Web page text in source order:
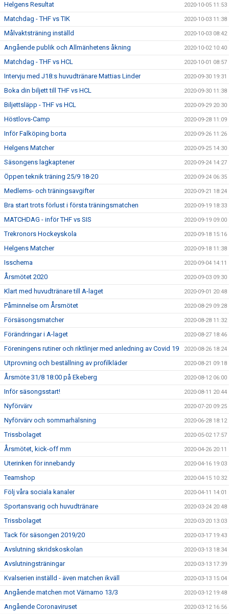
Helgens Resultat 2020-10-05 11:53
Matchdag - THF vs TIK 2020-10-03 11:38
Målvaktsträning inställd 2020-10-03 08:42
Angående publik och Allmänhetens åkning 2020-10-02 10:40
Matchdag - THF vs HCL 2020-10-01 08:57
Intervju med J18:s huvudtränare Mattias Linder 2020-09-30 19:31
Boka din biljett till THF vs HCL 2020-09-30 11:38
Biljettsläpp - THF vs HCL 2020-09-29 20:30
Höstlovs-Camp 2020-09-28 11:09
Inför Falköping borta 2020-09-26 11:26
Helgens Matcher 2020-09-25 14:30
Säsongens lagkaptener 2020-09-24 14:27
Öppen teknik träning 25/9 18-20 2020-09-24 06:35
Medlems- och träningsavgifter 2020-09-21 18:24
Bra start trots förlust i första träningsmatchen 2020-09-19 18:33
MATCHDAG - inför THF vs SIS 2020-09-19 09:00
Trekronors Hockeyskola 2020-09-18 15:16
Helgens Matcher 2020-09-18 11:38
Isschema 2020-09-04 14:11
Årsmötet 2020 2020-09-03 09:30
Klart med huvudtränare till A-laget 2020-09-01 20:48
Påminnelse om Årsmötet 2020-08-29 09:28
Försäsongsmatcher 2020-08-28 11:32
Förändringar i A-laget 2020-08-27 18:46
Föreningens rutiner och riktlinjer med anledning av Covid 19 2020-08-26 18:24
Utprovning och beställning av profilkläder 2020-08-21 09:18
Årsmöte 31/8 18:00 på Ekeberg 2020-08-12 06:00
Inför säsongsstart! 2020-08-11 20:44
Nyförvärv 2020-07-20 09:25
Nyförvärv och sommarhälsning 2020-06-28 18:12
Trissbolaget 2020-05-02 17:57
Årsmötet, kick-off mm 2020-04-26 20:11
Uterinken för innebandy 2020-04-16 19:03
Teamshop 2020-04-15 10:32
Följ våra sociala kanaler 2020-04-11 14:01
Sportansvarig och huvudtränare 2020-03-24 20:48
Trissbolaget 2020-03-20 13:03
Tack för säsongen 2019/20 2020-03-17 19:43
Avslutning skridskoskolan 2020-03-13 18:34
Avslutningsträningar 2020-03-13 17:39
Kvalserien inställd - även matchen ikväll 2020-03-13 15:04
Angående matchen mot Värnamo 13/3 2020-03-12 19:48
Angående Coronaviruset 2020-03-12 16:56